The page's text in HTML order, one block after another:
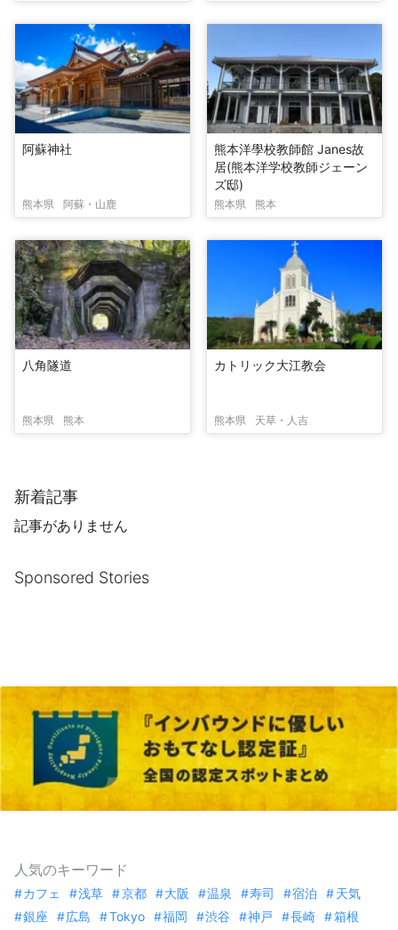
阿蘇神社
熊本県 阿蘇・山鹿
熊本洋學校教師館 Janes故
居(熊本洋学校教師ジェーン
ズ邸)
熊本県 熊本
八角隧道
熊本県 熊本
カトリック大江教会
熊本県 天草・人吉
新着記事
記事がありません
Sponsored Stories
人気のキーワード
カフェ 浅草 京都 大阪 温泉 寿司 宿泊
天気
銀座
広島 Tokyo 福岡 渋谷 神戸 長崎
箱根